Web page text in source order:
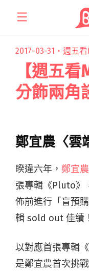
2017-03-31・ 週五看
【週五
分飾兩角
鄭宜農〈雲
睽違六年， 鄭宜農
張專輯《Pluto》
佈前進行「盲預
輯 sold out 佳績！
以對應首張專輯
是鄭宜農首次挑